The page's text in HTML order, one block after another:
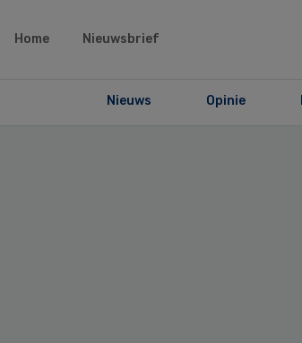
Home Nieuwsbrief
Nieuws Opinie